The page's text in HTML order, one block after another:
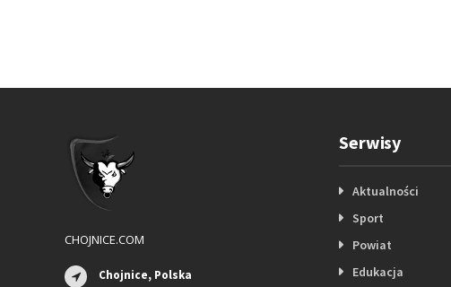
CHOJNICE.COM
Chojnice, Polska
Serwisy
Aktualności
Sport
Powiat
Edukacja